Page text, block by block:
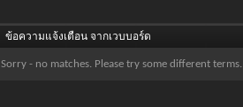
ข้อความแจ้งเตือน จากเวบบอร์ด
Sorry - no matches. Please try some different terms.